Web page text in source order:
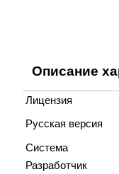
Описание
Лицензия
Русская версия
Система
Разработчик